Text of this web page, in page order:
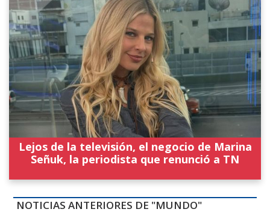
Lejos de la televisión, el negocio de Marina
Señuk, la periodista que renunció a TN
NOTICIAS ANTERIORES DE "MUNDO"